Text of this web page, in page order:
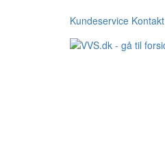
Kundeservice Kontakt